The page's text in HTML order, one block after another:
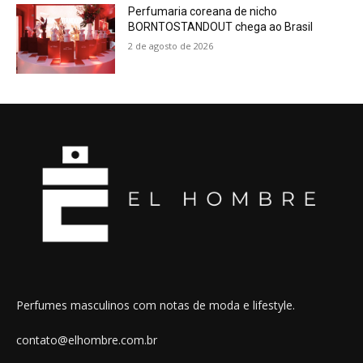
Perfumaria coreana de nicho
BORNTOSTANDOUT chega ao Brasil
2 de agosto de 2026
Perfumes masculinos com notas de moda e lifestyle.
contato@elhombre.com.br